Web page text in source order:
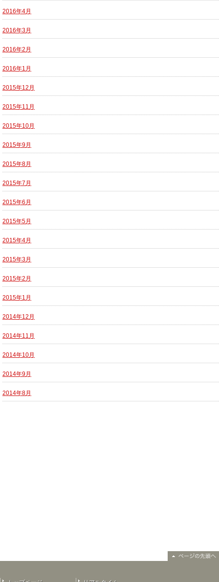
2016年4月
2016年3月
2016年2月
2016年1月
2015年12月
2015年11月
2015年10月
2015年9月
2015年8月
2015年7月
2015年6月
2015年5月
2015年4月
2015年3月
2015年2月
2015年1月
2014年12月
2014年11月
2014年10月
2014年9月
2014年8月